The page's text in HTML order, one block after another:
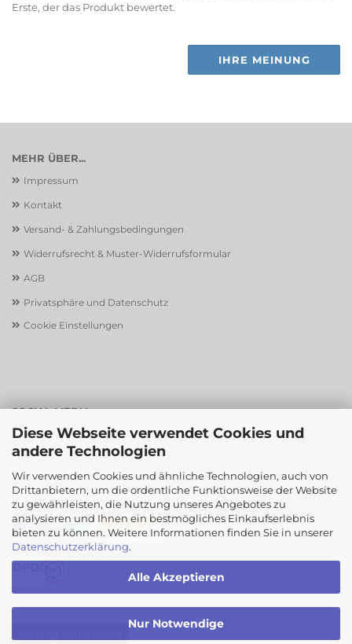
Diese Webseite verwendet Cookies und
andere Technologien
Wir verwenden Cookies und ähnliche Technologien, auch von
Drittanbietern, um die ordentliche Funktionsweise der Website
zu gewährleisten, die Nutzung unseres Angebotes zu
analysieren und Ihnen ein bestmögliches Einkaufserlebnis
bieten zu können. Weitere Informationen finden Sie in unserer
Datenschutzerklärung.
Alle Akzeptieren
Nur Notwendige
Erste, der das Produkt bewertet.
IHRE MEINUNG
MEHR ÜBER...
Impressum
Kontakt
Versand- & Zahlungsbedingungen
Widerrufsrecht & Muster-Widerrufsformular
AGB
Privatsphäre und Datenschutz
Cookie Einstellungen
SOCIAL MEDIA
ZAHLUNG UND VERSAND
Sicher einkaufen mit
Wir versenden mit